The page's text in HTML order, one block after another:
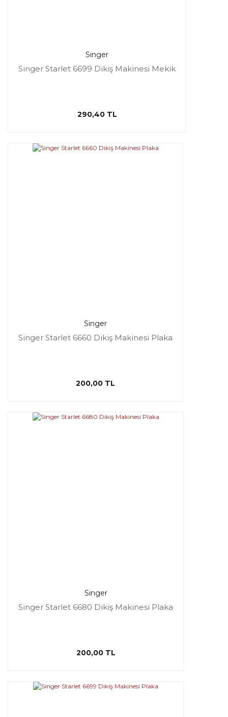
Singer
Singer Starlet 6699 Dikiş Makinesi Mekik
290,40 TL
Singer
Singer Starlet 6660 Dikiş Makinesi Plaka
200,00 TL
Singer
Singer Starlet 6680 Dikiş Makinesi Plaka
200,00 TL